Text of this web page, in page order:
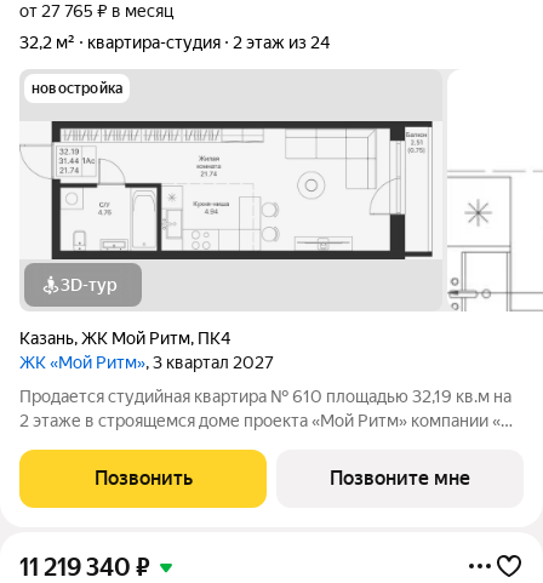
от 27 765 ₽ в месяц
32,2 м²
квартира-студия 2 этаж из 24
новостройка
3D-тур
Казань,ЖК Мой Ритм, ПК4
ЖК «Мой Ритм», 3 квартал 2027
Продается студийная квартира № 610 площадью 32,19 кв.м на
2 этаже в строящемся доме проекта «Мой Ритм» компании «Ак
одном из лучших районов Казани, на пересечении пр. Победы
и ул. Сахарова, рядом
Позвонить Позвоните мне
11 219 340 ₽